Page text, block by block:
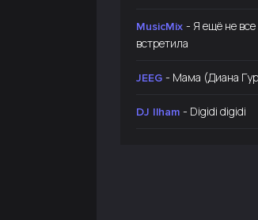
MusicMix - Я ещё не все
встретила
JEEG - Мама (Диана
DJ Ilham - Digidi digidi